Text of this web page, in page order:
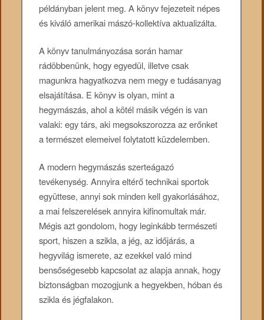
példányban jelent meg. A könyv fejezeteit népes
és kiváló amerikai mászó-kollektíva aktualizálta.
A könyv tanulmányozása során hamar
rádöbbenünk, hogy egyedül, illetve csak
magunkra hagyatkozva nem megy e tudásanyag
elsajátítása. E könyv is olyan, mint a
hegymászás, ahol a kötél másik végén is van
valaki: egy társ, aki megsokszorozza az erőnket
a természet elemeivel folytatott küzdelemben.
A modern hegymászás szerteágazó
tevékenység. Annyira eltérő technikai sportok
együttese, annyi sok minden kell gyakorlásához,
a mai felszerelések annyira kifinomultak már.
Mégis azt gondolom, hogy leginkább természeti
sport, hiszen a szikla, a jég, az időjárás, a
hegyvilág ismerete, az ezekkel való mind
bensőségesebb kapcsolat az alapja annak, hogy
biztonságban mozogjunk a hegyekben, hóban és
szikla és jégfalakon.